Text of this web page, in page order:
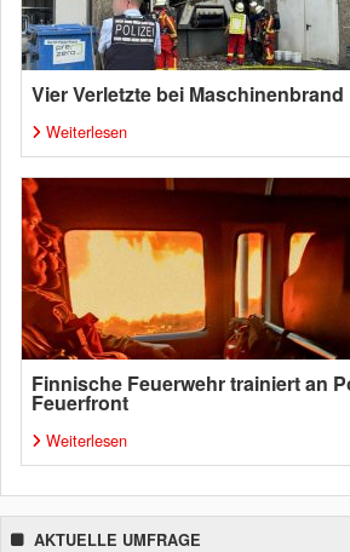
Vier Verletzte bei Maschinenbrand
Weiterlesen
Finnische Feuerwehr trainiert an
Feuerfront
Weiterlesen
AKTUELLE UMFRAGE